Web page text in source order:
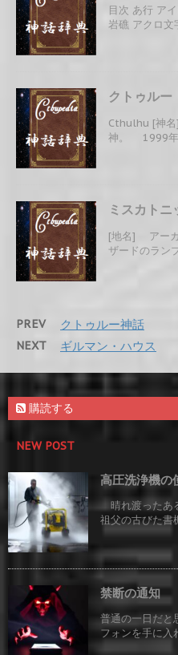
目次 あ行 ア
岩礁 アクロ文
クトゥルー
Cthulhu [神
神。 1999年
ミスカトニ
[地名] アーカ
ザードのラン
PREV クトゥルー神話
NEXT ギルマン・ハウス
購読する
NEW POST
高圧洗浄機の
晴れ渡ったあ
祖父の古びた書
禁断の通知
普通の一日だと
フォンを手に入